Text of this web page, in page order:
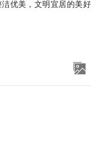
优美，文明宜居的美